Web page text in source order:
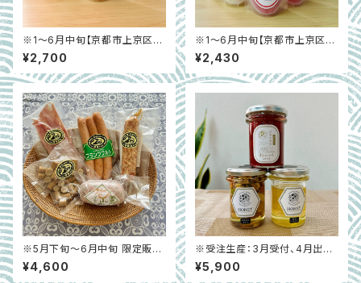
※1～6月中旬【京都市上京区】
生甘酒アソート５個セット（いち
ご味Ver) 腸活におすすめ！ノン
アルコール・砂糖不使用、完全無
¥2,700
※1～6月中旬【京都市上京区】
生甘酒いちご味＆プレーン５個
セット 腸活におすすめ！ノンア
ルコール・砂糖不使用、完全無添
¥2,430
※5月下旬～6月中旬 限定販売
【滋賀県米原市】花山椒ソーセー
ジ入り大畑大介おすすめ5種セ
¥4,600
※受注生産：3月受付、4月出荷
予定【長野県長野市】国産 春の
ジャム（いちご）＆はちみつ 大
¥5,900